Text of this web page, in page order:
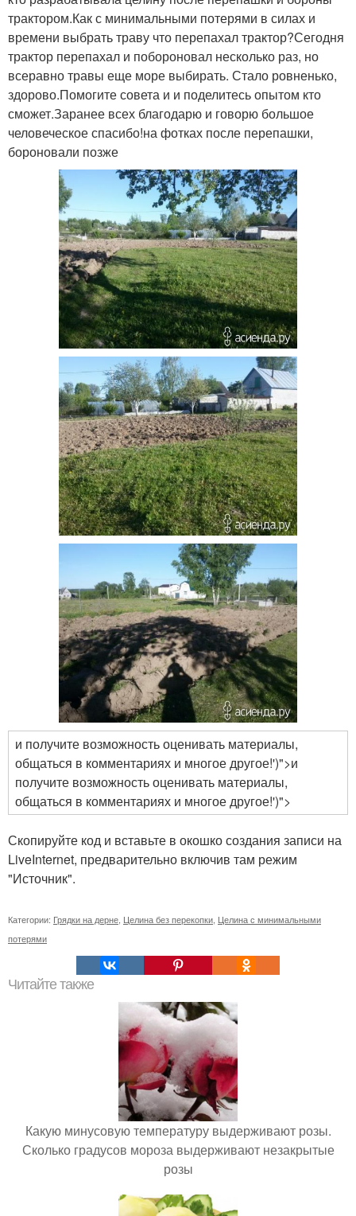
трактором.Как с минимальными потерями в силах и
времени выбрать траву что перепахал трактор?Сегодня
трактор перепахал и побороновал несколько раз, но
всеравно травы еще море выбирать. Стало ровненько,
здорово.Помогите совета и и поделитесь опытом кто
сможет.Заранее всех благодарю и говорю большое
человеческое спасибо!на фотках после перепашки,
бороновали позже
и получите возможность оценивать материалы,
общаться в комментариях и многое другое!')">и
получите возможность оценивать материалы,
общаться в комментариях и многое другое!')">
Скопируйте код и вставьте в окошко создания записи на
LiveInternet, предварительно включив там режим
"Источник".
Категории: Грядки на дерне Целина без перекопки Целина с минимальными
потерями
Читайте также
Какую минусовую температуру выдерживают розы.
Сколько градусов мороза выдерживают незакрытые
розы